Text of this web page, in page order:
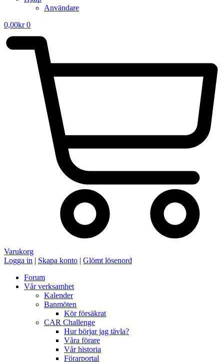
Användare
0,00kr 0
Varukorg
Logga in | Skapa konto | Glömt lösenord
Forum
Vår verksamhet
Kalender
Banmöten
Kör försäkrat
CAR Challenge
Hur börjar jag tävla?
Våra förare
Vår historia
Förarportal